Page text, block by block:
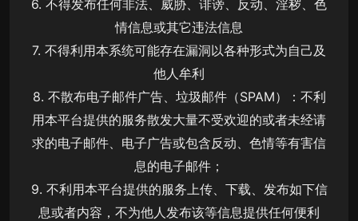
6. 不得发布任何非法、威胁、诽谤、反动、淫秽、色
情信息或其它违法信息
7. 不得利用本系统可能存在漏洞以各种形式为自己及
他人牟利
8. 不散布电子邮件广告、垃圾邮件（SPAM）：不利
用本平台提供的服务散发大量不受欢迎的或者未经请
求的电子邮件、电子广告或包含反动、色情等有害信
息的电子邮件；
9. 不利用本平台提供的服务上传、下载、发布如下信
息或者内容，不为他人发布该等信息提供任何便利